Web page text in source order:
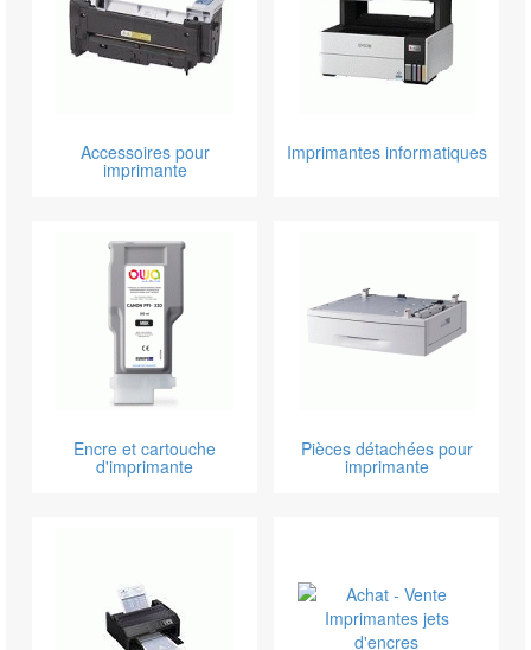
Accessoires pour
imprimante
Imprimantes informatiques
Encre et cartouche
d'imprimante
Pièces détachées pour
imprimante